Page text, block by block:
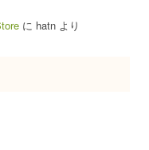
に hatn より